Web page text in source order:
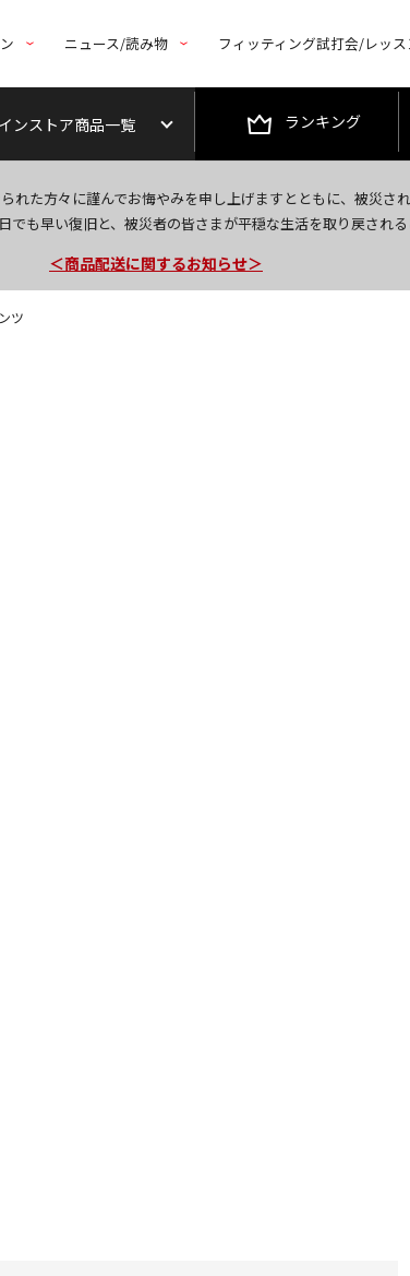
ニュース/読み物 フィッティング試打会/レッス
ンストア商品一覧 ランキング
れた方々に謹んでお悔やみを申し上げますとともに、被災さ
でも早い復旧と、被災者の皆さまが平穏な生活を取り戻される
今なら新規会員登録で1,000円OFFクーポンプレゼ
＜商品配送に関するお知らせ＞
＜夏季休暇中のご注文・発送・お問い合わせ＞
ツ